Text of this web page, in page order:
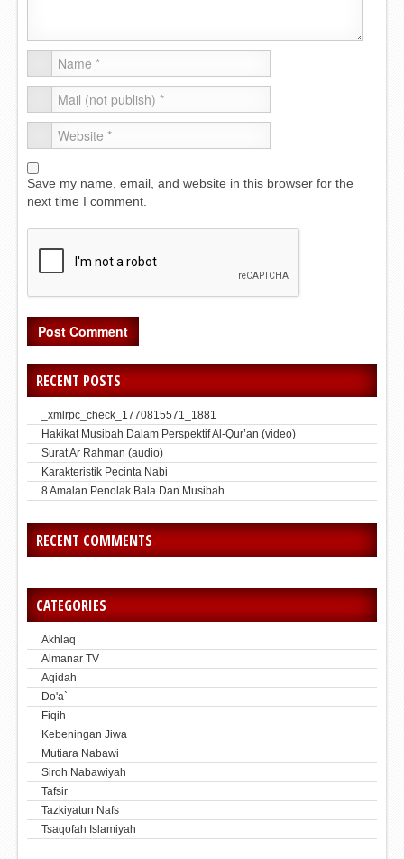
Save my name, email, and website in this browser for the
next time I comment.
RECENT POSTS
_xmlrpc_check_1770815571_1881
Hakikat Musibah Dalam Perspektif Al-Qur’an (video)
Surat Ar Rahman (audio)
Karakteristik Pecinta Nabi
8 Amalan Penolak Bala Dan Musibah
RECENT COMMENTS
CATEGORIES
Akhlaq
Almanar TV
Aqidah
Do'a`
Fiqih
Kebeningan Jiwa
Mutiara Nabawi
Siroh Nabawiyah
Tafsir
Tazkiyatun Nafs
Tsaqofah Islamiyah